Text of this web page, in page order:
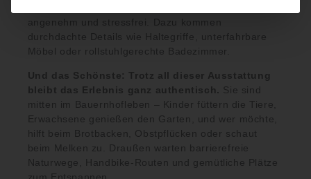
durchdachte Details wie Haltegriffe, unterfahrbare
Möbel oder rollstuhlgerechte Badezimmer.
Und das Schönste: Trotz all dieser Ausstattung
bleibt das Erlebnis ganz authentisch. Sie sind
mitten im Bauernhofleben – Kinder füttern die Tiere,
Erwachsene genießen den Garten, und wer möchte,
hilft beim Brotbacken, Obstpflücken oder schaut
beim Melken zu. Draußen warten barrierefreie
Naturwege, Handbike-Routen und gemütliche Plätze